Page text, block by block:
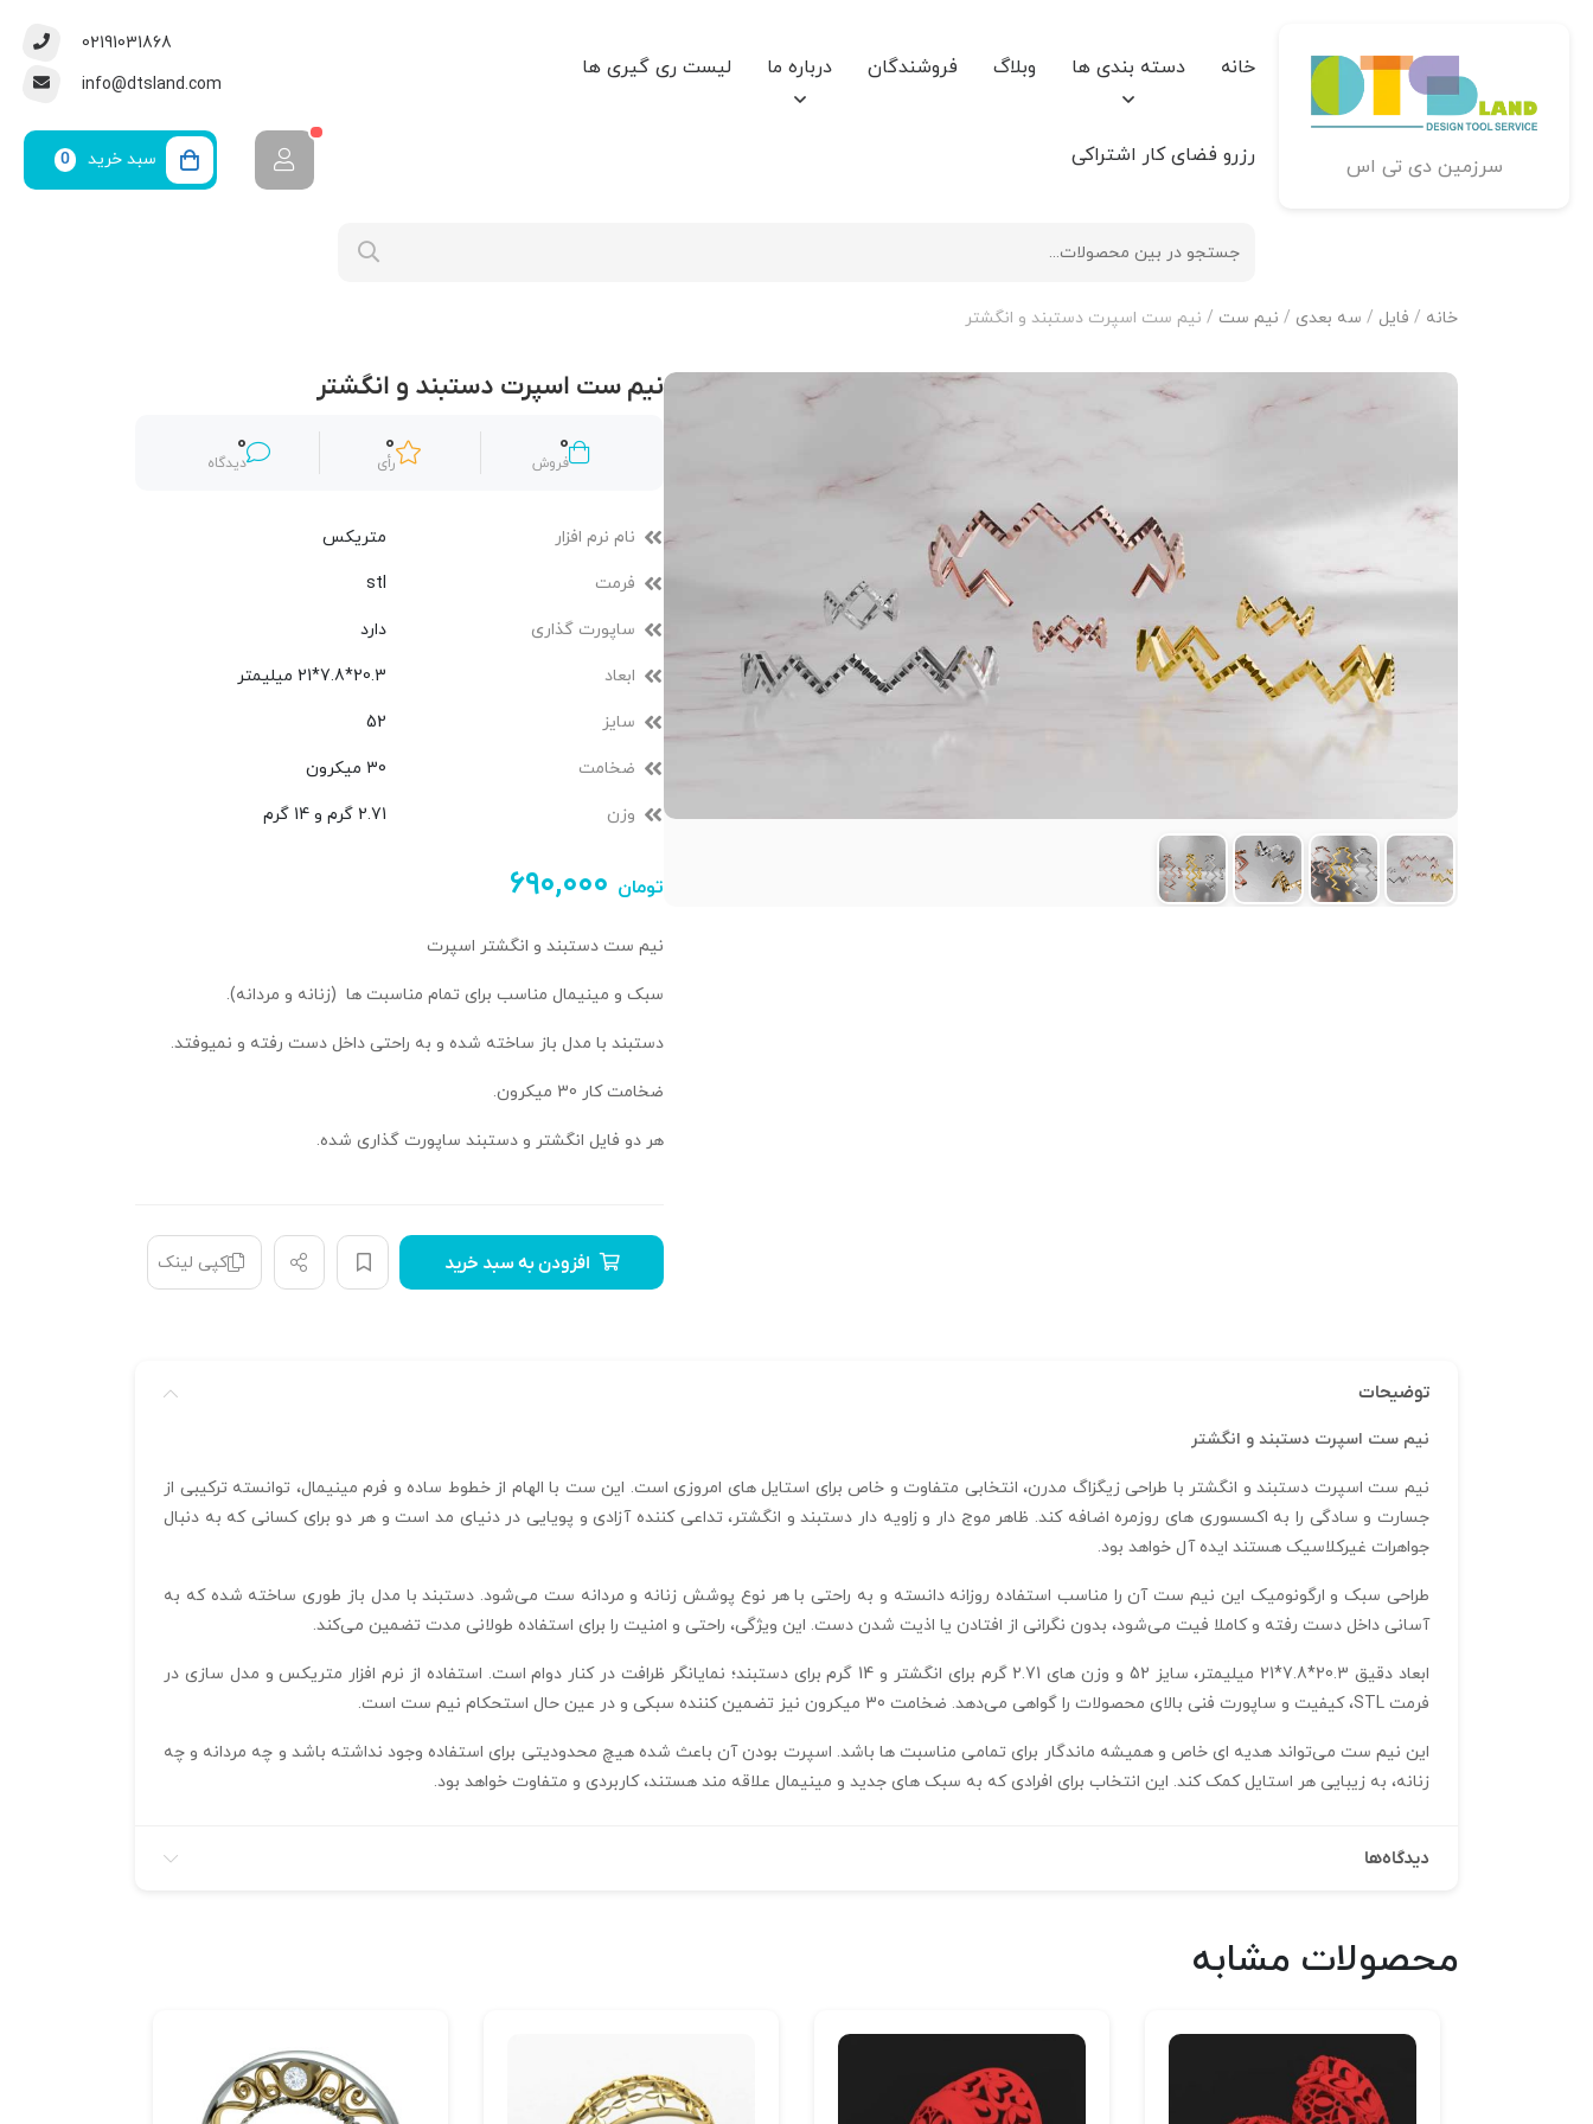
سرزمین دی تی اس
خانه دسته بندی ها وبلاگ فروشندگان درباره ما لیست ری گیری ها
رزرو فضای کار اشتراکی
02191031868
info@dtsland.com
سبد خرید 0
خانه / فایل / سه بعدی / نیم ست / نیم ست اسپرت دستبند و انگشتر
نیم ست اسپرت دستبند و انگشتر
0
فروش
0
رأی
0
دیدگاه
نام نرم افزار متریکس
فرمت stl
ساپورت گذاری دارد
ابعاد 20.3*7.8*21 میلیمتر
سایز 52
ضخامت 30 میکرون
وزن 2.71 گرم و 14 گرم
۶۹۰,۰۰۰ تومان
نیم ست دستبند و انگشتر اسپرت
سبک و مینیمال مناسب برای تمام مناسبت ها (زنانه و مردانه).
دستبند با مدل باز ساخته شده و به راحتی داخل دست رفته و نمیوفتد.
ضخامت کار 30 میکرون.
هر دو فایل انگشتر و دستبند ساپورت گذاری شده.
افزودن به سبد خرید کپی لینک
توضیحات
نیم ست اسپرت دستبند و انگشتر
نیم ست اسپرت دستبند و انگشتر با طراحی زیگزاگ مدرن، انتخابی متفاوت و خاص برای استایل‌ های امروزی است. این ست با الهام از خطوط ساده و فرم مینیمال، توانسته ترکیبی از
جسارت و سادگی را به اکسسوری‌ های روزمره اضافه کند. ظاهر موج‌ دار و زاویه‌ دار دستبند و انگشتر، تداعی‌ کننده آزادی و پویایی در دنیای مد است و هر دو برای کسانی که به دنبال
جواهرات غیرکلاسیک هستند ایده‌ آل خواهد بود.
طراحی سبک و ارگونومیک این نیم‌ ست آن را مناسب استفاده روزانه دانسته و به راحتی با هر نوع پوشش زنانه و مردانه ست می‌شود. دستبند با مدل باز طوری ساخته شده که به
آسانی داخل دست رفته و کاملا فیت می‌شود، بدون نگرانی از افتادن یا اذیت شدن دست. این ویژگی، راحتی و امنیت را برای استفاده طولانی مدت تضمین می‌کند.
ابعاد دقیق 20.3*7.8*21 میلیمتر، سایز 52 و وزن‌ های 2.71 گرم برای انگشتر و 14 گرم برای دستبند؛ نمایانگر ظرافت در کنار دوام است. استفاده از نرم‌ افزار متریکس و مدل‌ سازی در
فرمت STL، کیفیت و ساپورت فنی بالای محصولات را گواهی می‌دهد. ضخامت 30 میکرون نیز تضمین‌ کننده سبکی و در عین حال استحکام نیم ست است.
این نیم‌ ست می‌تواند هدیه‌ ای خاص و همیشه ماندگار برای تمامی مناسبت‌ ها باشد. اسپرت بودن آن باعث شده هیچ محدودیتی برای استفاده وجود نداشته باشد و چه مردانه و چه
زنانه، به زیبایی هر استایل کمک کند. این انتخاب برای افرادی که به سبک‌ های جدید و مینیمال علاقه‌ مند هستند، کاربردی و متفاوت خواهد بود.
دیدگاه‌ها
محصولات مشابه